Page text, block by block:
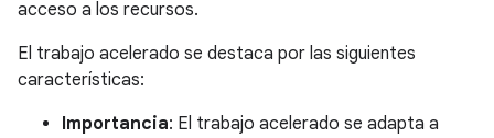
acceso a los recursos.
El trabajo acelerado se destaca por las siguientes
características:
Importancia: El trabajo acelerado se adapta a